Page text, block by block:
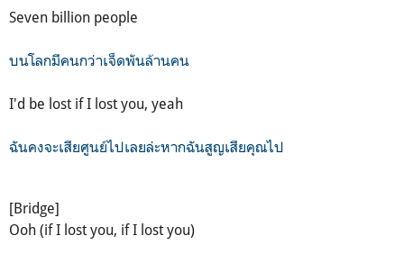
Seven billion people
บนโลกมีคนกว่าเจ็ดพันล้านคน
I'd be lost if I lost you, yeah
ฉันคงจะเสียศูนย์ไปเลยล่ะหากฉันสูญเสียคุณไป
[Bridge]
Ooh (if I lost you, if I lost you)